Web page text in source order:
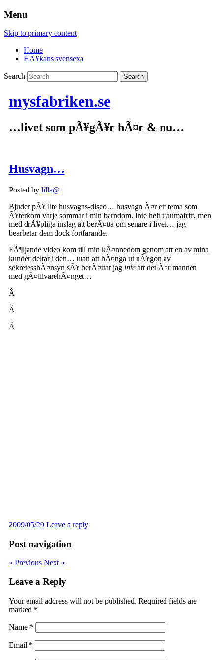
Menu
Skip to primary content
Home
HÃ¥kans svensexa
Search
mysfabriken.se
…livet som pÃ¥gÃ¥r hÃ¤r & nu…
Husvagn…
Posted by lilla@
Bjuder pÃ¥ lite husvagns-disco… husvagn Ã¤r ett tema som
Ã¥terkom varje sommar i min barndom. Inte helt traumafritt, men
med drÃ¥pliga inslag att berÃ¤tta om senare i livet… jag
bearbetar dem dock fortfarande.
FÃ¶ljande video kom till min kÃ¤nnedom genom att en av mina
kunder deltar i den… utan att hÃ¤nga ut nÃ¥gon av
sekretesshÃ¤nsyn sÃ¥ berÃ¤ttar jag inteatt det Ã¤r mannen
med gÃ¤llivarehÃ¤nget…
Â
Â
Â
2009/05/29 Leave a reply
Post navigation
« Previous Next »
Leave a Reply
Your email address will not be published. Required fields are
marked *
Name *
Email *